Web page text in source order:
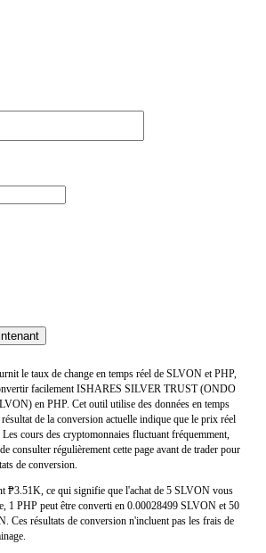
le taux de change en temps réel de SLVON et PHP,
facilement ISHARES SILVER TRUST (ONDO
en PHP. Cet outil utilise des données en temps
de la conversion actuelle indique que le prix réel
cours des cryptomonnaies fluctuant fréquemment,
consulter régulièrement cette page avant de trader pour
de conversion.
₱3.51K, ce qui signifie que l'achat de 5 SLVON vous
1 PHP peut être converti en 0.00028499 SLVON et 50
Ces résultats de conversion n'incluent pas les frais de